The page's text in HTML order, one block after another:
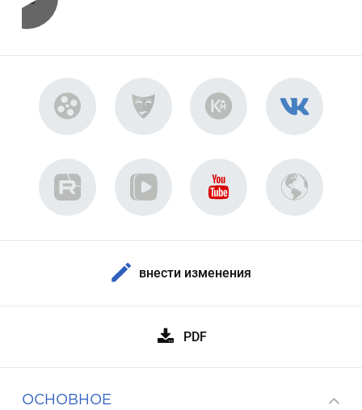
внести изменения
PDF
ОСНОВНОЕ